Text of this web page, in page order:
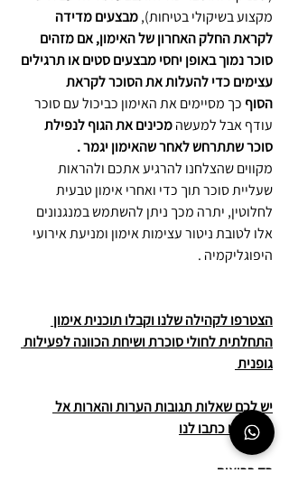
מקצוע בשיקולי בטיחות), מבצעים מדידה
לקראת החלק האחרון של האימון, אם מזהים
סוכר נמוך באופן יחסי מבצעים סטים או תרגילים
עצימים כדי להעלות את הסוכר לקראת
הסוף כך מסיימים את האימון כביכול עם סוכר
עודף אבל למעשה מכינים את הגוף לנפילת
סוכר שתתרחש לאחר שהאימון יגמר .
מקווים שהצלחנו להרגיע אתכם ולהראות
שעליית סוכר תוך כדי ואחרי אימון טבעית
לחלוטין, יתרה מכך ניתן להשתמש במנגנונים
אלו לטובת ניטור עצימות אימון ומניעת אירועי
היפוגליקמיה .
הצטרפו לקהילה שלנו וקבלו תוכנית אימון
התחלתית לחולי סוכרת ושיחת הכוונה לפעילות
גופנית
יש לכם שאלות תגובות הערות והארות אל
תתביישו כתבו לנו
רק בריאות